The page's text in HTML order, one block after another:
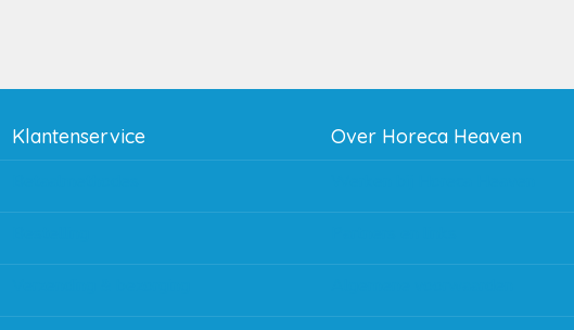
Klantenservice Over Horeca Heaven